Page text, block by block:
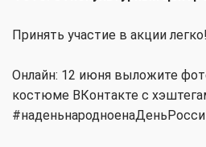
Принять участие в акции легко!
Онлайн: 12 июня выложите
костюме ВКонтакте с